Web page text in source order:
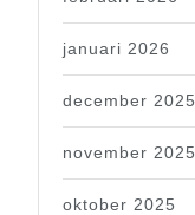
januari 2026
december 2025
november 2025
oktober 2025